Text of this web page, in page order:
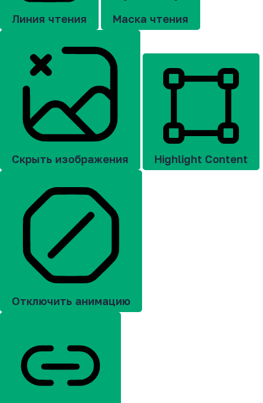
Линия чтения Маска чтения
Скрыть изображения Highlight Content
Отключить анимацию